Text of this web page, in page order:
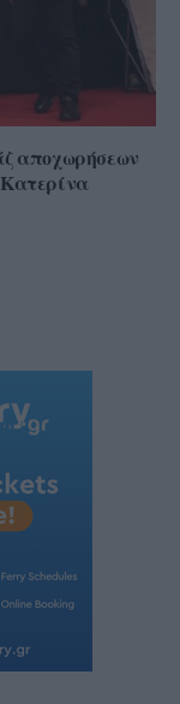
αποχωρήσεων